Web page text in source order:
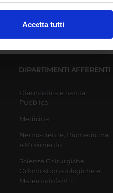
Accetta tutti
DIPARTIMENTI AFFERENTI
Diagnostica e Sanità
Pubblica
Medicina
Neuroscienze, Biomedicina
e Movimento
Scienze Chirurgiche
Odontostomatologiche e
Materno-Infantili